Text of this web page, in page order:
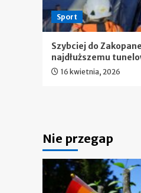
Sport
Szybciej do
najdłuższemu
16 kwietnia, 2026
Nie przegap